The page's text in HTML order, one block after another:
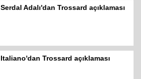
Serdal Adalı'dan Trossard açıklaması
Italiano'dan Trossard açıklaması